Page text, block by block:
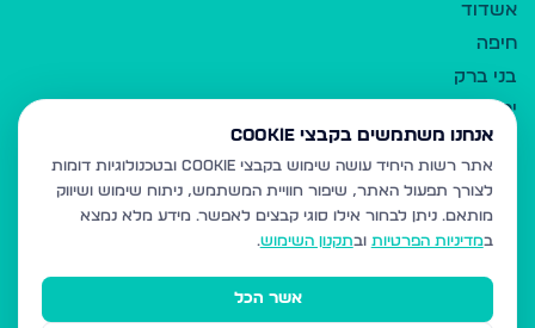
אשדוד
חיפה
בני ברק
ירושלים
אלעד
גבעת זאב
בית שמש
רכסים
מודיעין עילית
אנחנו משתמשים בקבצי Cookie
אתר רשות היחיד עושה שימוש בקבצי Cookie ובטכנולוגיות דומות
לצורך תפעול האתר, שיפור חוויית המשתמש, ניתוח שימוש ושיווק
מותאם. ניתן לבחור אילו סוגי קבצים לאפשר. מידע מלא נמצא
במדיניות הפרטיות ובתקנון השימוש.
אשר הכל